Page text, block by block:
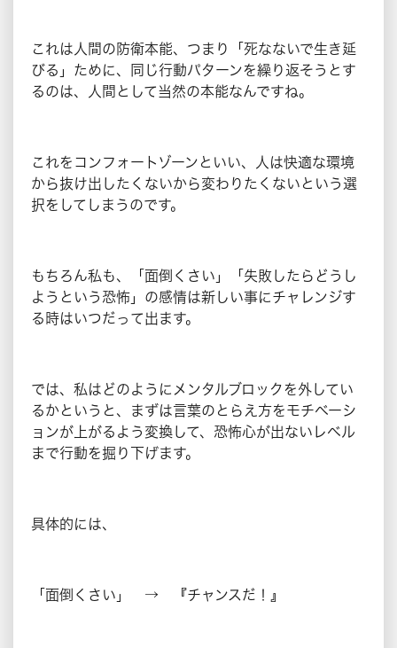
これは人間の防衛本能、つまり「死なないで生き延
びる」ために、同じ行動パターンを繰り返そうとす
るのは、人間として当然の本能なんですね。
これをコンフォートゾーンといい、人は快適な環境
から抜け出したくないから変わりたくないという選
択をしてしまうのです。
もちろん私も、「面倒くさい」「失敗したらどうし
ようという恐怖」の感情は新しい事にチャレンジす
る時はいつだって出ます。
では、私はどのようにメンタルブロックを外してい
るかというと、まずは言葉のとらえ方をモチベーシ
ョンが上がるよう変換して、恐怖心が出ないレベル
まで行動を掘り下げます。
具体的には、
「面倒くさい」 → 『チャンスだ！』